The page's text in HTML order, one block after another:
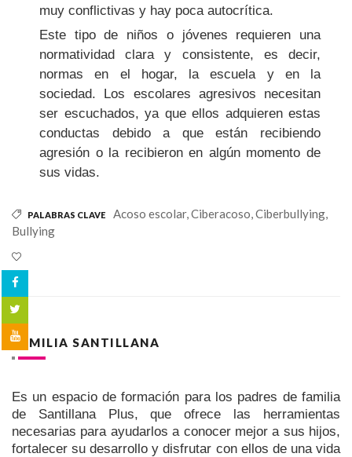
muy conflictivas y hay poca autocrítica.
Este tipo de niños o jóvenes requieren una
normatividad clara y consistente, es decir,
normas en el hogar, la escuela y en la
sociedad. Los escolares agresivos necesitan
ser escuchados, ya que ellos adquieren estas
conductas debido a que están recibiendo
agresión o la recibieron en algún momento de
sus vidas.
PALABRAS CLAVE Acoso escolar,Ciberacoso,Ciberbullying,
Bullying
FAMILIA SANTILLANA
Es un espacio de formación para los padres de familia
de Santillana Plus, que ofrece las herramientas
necesarias para ayudarlos a conocer mejor a sus hijos,
fortalecer su desarrollo y disfrutar con ellos de una vida